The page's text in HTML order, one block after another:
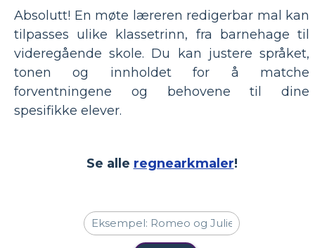
Absolutt! En møte læreren redigerbar mal kan
tilpasses ulike klassetrinn, fra barnehage til
videregående skole. Du kan justere språket,
tonen og innholdet for å matche
forventningene og behovene til dine
spesifikke elever.
Se alle regnearkmaler!